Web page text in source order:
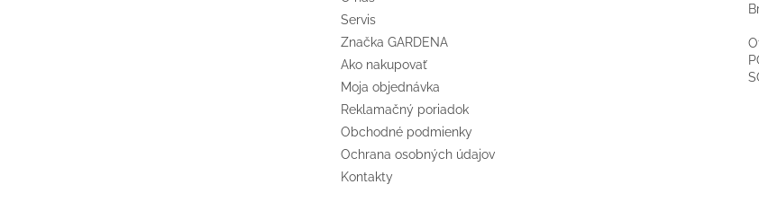
Servis
Značka GARDENA
Ako nakupovať
Moja objednávka
Reklamačný poriadok
Obchodné podmienky
Ochrana osobných údajov
Kontakty